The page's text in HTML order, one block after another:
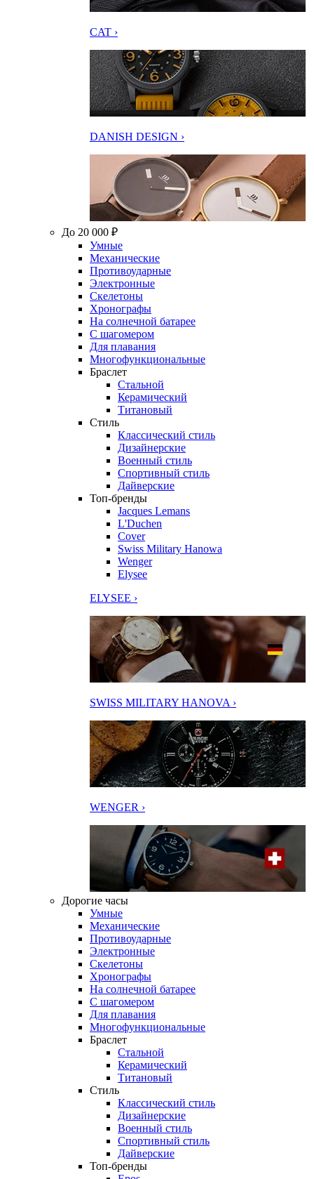
CAT ›
DANISH DESIGN ›
До 20 000 ₽
Умные
Механические
Противоударные
Электронные
Скелетоны
Хронографы
На солнечной батарее
С шагомером
Для плавания
Многофункциональные
Браслет
Стальной
Керамический
Титановый
Стиль
Классический стиль
Дизайнерские
Военный стиль
Спортивный стиль
Дайверские
Топ-бренды
Jacques Lemans
L'Duchen
Cover
Swiss Military Hanowa
Wenger
Elysee
ELYSEE ›
SWISS MILITARY HANOVA ›
WENGER ›
Дорогие часы
Умные
Механические
Противоударные
Электронные
Скелетоны
Хронографы
На солнечной батарее
С шагомером
Для плавания
Многофункциональные
Браслет
Стальной
Керамический
Титановый
Стиль
Классический стиль
Дизайнерские
Военный стиль
Спортивный стиль
Дайверские
Топ-бренды